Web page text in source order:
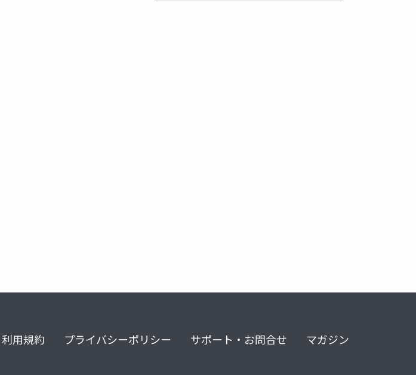
利用規約 プライバシーポリシー サポート・お問合せ マガジン